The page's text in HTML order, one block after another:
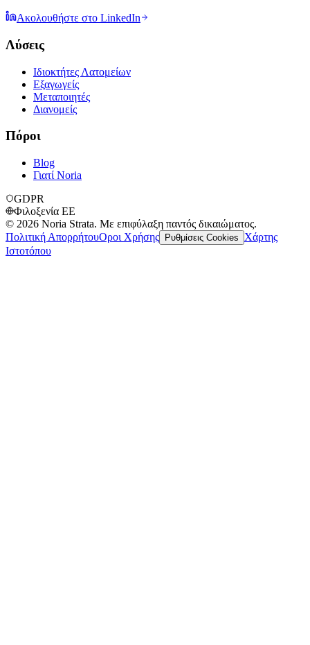
Ακολουθήστε στο LinkedIn
Λύσεις
Ιδιοκτήτες Λατομείων
Εξαγωγείς
Μεταποιητές
Διανομείς
Πόροι
Blog
Γιατί Noria
GDPR
Φιλοξενία ΕΕ
© 2026 Noria Strata. Με επιφύλαξη παντός δικαιώματος.
Πολιτική ΑπορρήτουΟροι Χρήσης Ρυθμίσεις Cookies
Χάρτης
Ιστοτόπου